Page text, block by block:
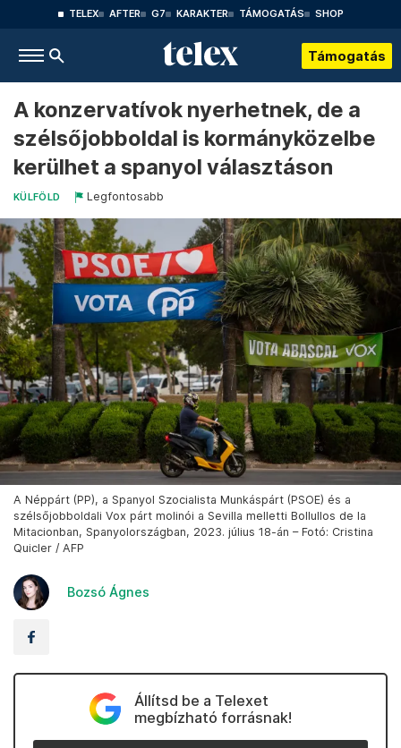
TELEX AFTER G7 KARAKTER TÁMOGATÁS SHOP
Támogatás
A konzervatívok nyerhetnek, de a
szélsőjobboldal is kormányközelbe
kerülhet a spanyol választáson
KÜLFÖLD Legfontosabb
A Néppárt (PP), a Spanyol Szocialista Munkáspárt (PSOE) és a
szélsőjobboldali Vox párt molinói a Sevilla melletti Bollullos de la
Mitacionban, Spanyolországban, 2023. július 18-án – Fotó: Cristina
Quicler / AFP
Bozsó Ágnes
Állítsd be a Telexet
megbízható forrásnak!